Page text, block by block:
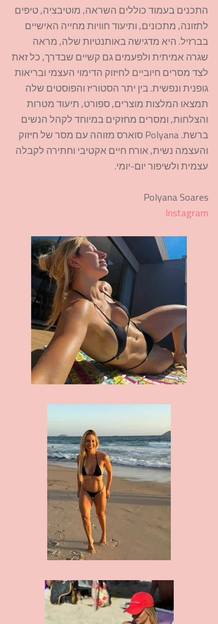
התכנים בעמוד כוללים השראה, מוטיבציה, טיפים
לתזונה, מתכונים, ותיעוד חוויות מחייה האישיים
בברזיל. היא מדגישה באותנטיות שלה, מראה
שגרה אמיתית ולפעמים גם קשיים שבדרך, כל זאת
לצד מסרים חיוביים לחיזוק הדימוי העצמי ובריאות
גופנית ונפשית. בין יתר הסטוריז והפוסטים שלה
תמצאו המלצות מוצרים, ספורט, תיעוד מטרות
והצלחות, ומסרים מחזקים במיוחד לקהל הנשים
ברשת. Polyana סוארס מזוהה עם מסר של חיזוק
והעצמה נשית, אורח חיים אקטיבי וחתירה לקבלה
עצמית ולשיפור יום-יומי.​
Polyana Soares
Instagram